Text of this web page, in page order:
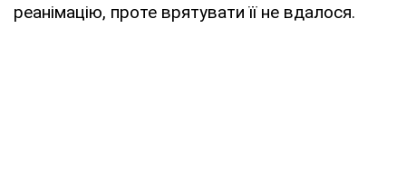
реанімацію, проте врятувати її не вдалося.